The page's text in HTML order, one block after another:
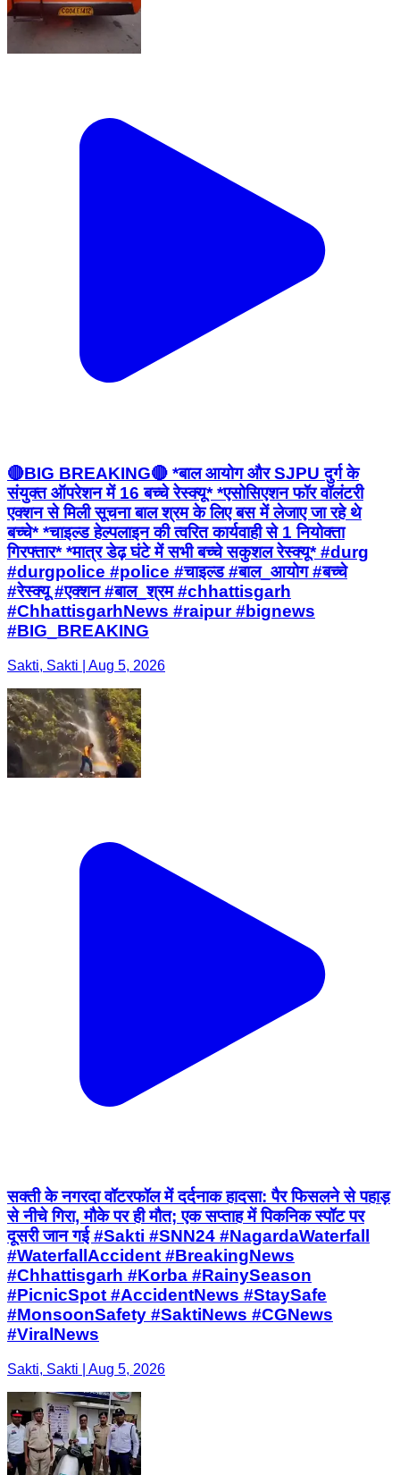
🔴BIG BREAKING🔴 *बाल आयोग और SJPU दुर्ग के
संयुक्त ऑपरेशन में 16 बच्चे रेस्क्यू* *एसोसिएशन फॉर वॉलंटरी
एक्शन से मिली सूचना बाल श्रम के लिए बस में लेजाए जा रहे थे
बच्चे* *चाइल्ड हेल्पलाइन की त्वरित कार्यवाही से 1 नियोक्ता
गिरफ्तार* *मात्र डेढ़ घंटे में सभी बच्चे सकुशल रेस्क्यू* #durg
#durgpolice #police #चाइल्ड #बाल_आयोग #बच्चे
#रेस्क्यू #एक्शन #बाल_श्रम #chhattisgarh
#ChhattisgarhNews #raipur #bignews
#BIG_BREAKING
Sakti, Sakti | Aug 5, 2026
सक्ती के नगरदा वॉटरफॉल में दर्दनाक हादसा: पैर फिसलने से पहाड़
से नीचे गिरा, मौके पर ही मौत; एक सप्ताह में पिकनिक स्पॉट पर
दूसरी जान गई #Sakti #SNN24 #NagardaWaterfall
#WaterfallAccident #BreakingNews
#Chhattisgarh #Korba #RainySeason
#PicnicSpot #AccidentNews #StaySafe
#MonsoonSafety #SaktiNews #CGNews
#ViralNews
Sakti, Sakti | Aug 5, 2026